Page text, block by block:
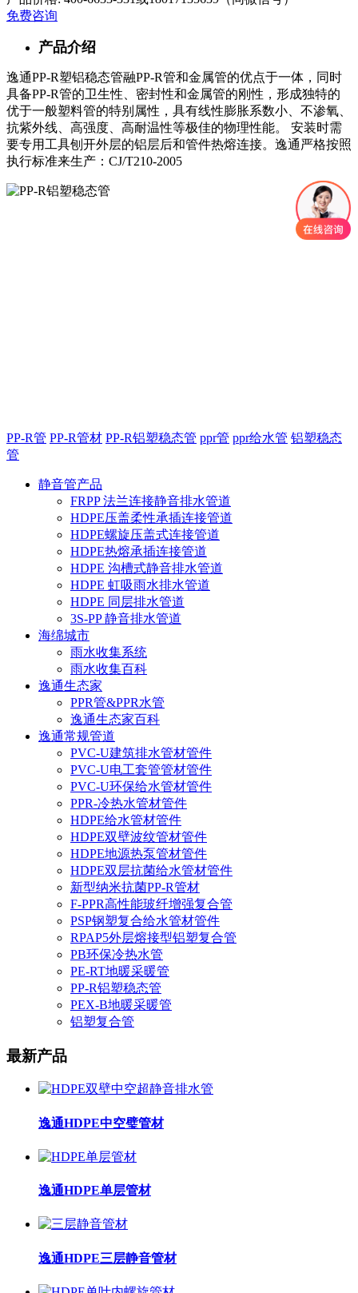
免费咨询
产品介绍
逸通PP-R塑铝稳态管融PP-R管和金属管的优点于一体，同时
具备PP-R管的卫生性、密封性和金属管的刚性，形成独特的
优于一般塑料管的特别属性，具有线性膨胀系数小、不渗氧、
抗紫外线、高强度、高耐温性等极佳的物理性能。 安装时需
要专用工具刨开外层的铝层后和管件热熔连接。逸通严格按照
执行标准来生产：CJ/T210-2005
PP-R管 PP-R管材 PP-R铝塑稳态管 ppr管 ppr给水管 铝塑稳态
管
静音管产品
FRPP 法兰连接静音排水管道
HDPE压盖柔性承插连接管道
HDPE螺旋压盖式连接管道
HDPE热熔承插连接管道
HDPE 沟槽式静音排水管道
HDPE 虹吸雨水排水管道
HDPE 同层排水管道
3S-PP 静音排水管道
海绵城市
雨水收集系统
雨水收集百科
逸通生态家
PPR管&PPR水管
逸通生态家百科
逸通常规管道
PVC-U建筑排水管材管件
PVC-U电工套管管材管件
PVC-U环保给水管材管件
PPR-冷热水管材管件
HDPE给水管材管件
HDPE双壁波纹管材管件
HDPE地源热泵管材管件
HDPE双层抗菌给水管材管件
新型纳米抗菌PP-R管材
F-PPR高性能玻纤增强复合管
PSP钢塑复合给水管材管件
RPAP5外层熔接型铝塑复合管
PB环保冷热水管
PE-RT地暖采暖管
PP-R铝塑稳态管
PEX-B地暖采暖管
铝塑复合管
最新产品
逸通HDPE中空璧管材
逸通HDPE单层管材
逸通HDPE三层静音管材